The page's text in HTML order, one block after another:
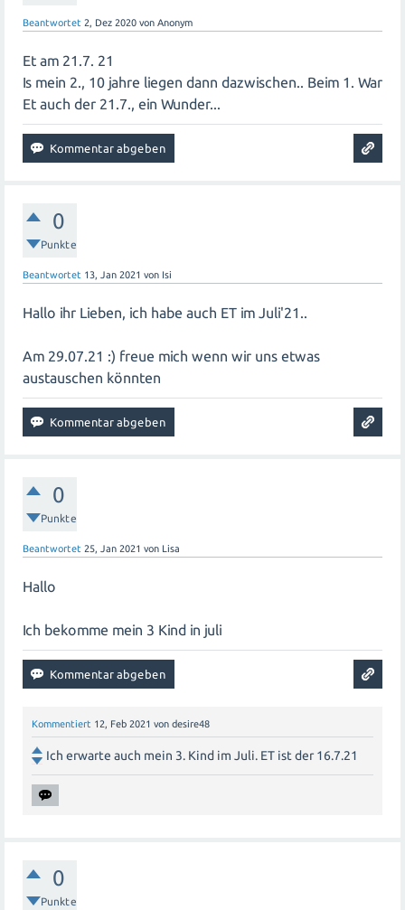
Beantwortet 2, Dez 2020 von Anonym
Et am 21.7. 21
Is mein 2., 10 jahre liegen dann dazwischen.. Beim 1. War
Et auch der 21.7., ein Wunder...
0
Punkte
Beantwortet 13, Jan 2021 von Isi
Hallo ihr Lieben, ich habe auch ET im Juli'21..
Am 29.07.21 :) freue mich wenn wir uns etwas
austauschen könnten
0
Punkte
Beantwortet 25, Jan 2021 von Lisa
Hallo
Ich bekomme mein 3 Kind in juli
Kommentiert 12, Feb 2021 von desire48
Ich erwarte auch mein 3. Kind im Juli. ET ist der 16.7.21
0
Punkte